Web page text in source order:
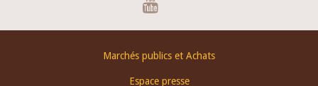
Marchés publics et Achats
Espace presse